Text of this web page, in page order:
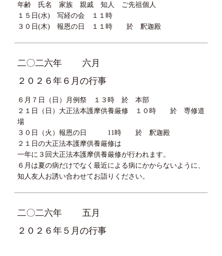
年齢 氏名 家族 親戚 知人 ご先祖個人
１５日(水) 写経の会 １１時
３０日(木) 報恩の日 １１時 於 釈迦殿
二〇二六年
六月
２０２６年６月の行事
６月７日（日）月例祭 １３時 於 本部
２１日（日）大正法本護摩供養厳修 １０時 於 専修道
場
３０日（火）報恩の日 11時 於 釈迦殿
２１日の大正法本護摩供養厳修は
一年に３回大正法本護摩供養厳修が行われます。
６月は夏の病だけでなく最近による病にかからないように、
知人友人お誘い合わせてお詣りください。
二〇二六年
五月
２０２６年５月の行事